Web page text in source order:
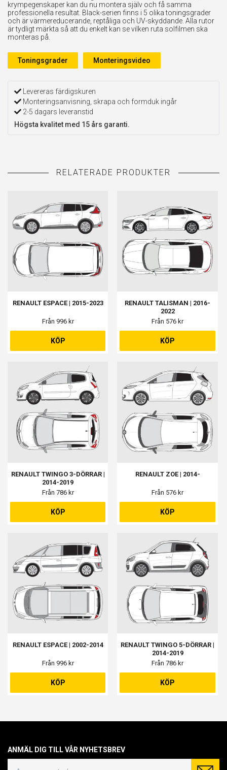
krympegenskaper kan du nu montera själv och få samma
professionella resultat. Black-serien finns i 5 olika toningsgrader
och är värmereducerande, reptåliga och UV-skyddande. Alla rutor
är tydligt märkta så att du enkelt kan se vilken ruta solfilmen ska
monteras på.
Toningsgrader Monteringsvideo
Levereras färdigskuren
Monteringsanvisning, skrapa och formduk ingår
2-5 dagars leveranstid
Högsta kvalitet med 15 års garanti.
RENAULT ESPACE | 2015-2023
Från 996 kr
KÖP
RENAULT TALISMAN | 2016-
2022
Från 576 kr
KÖP
RENAULT TWINGO 3-DÖRRAR |
2014-2019
Från 786 kr
KÖP
RENAULT ZOE | 2014-
Från 576 kr
KÖP
RENAULT ESPACE | 2002-2014
Från 996 kr
KÖP
RENAULT TWINGO 5-DÖRRAR |
2014-2019
Från 786 kr
KÖP
ANMÄL DIG TILL VÅR NYHETSBREV